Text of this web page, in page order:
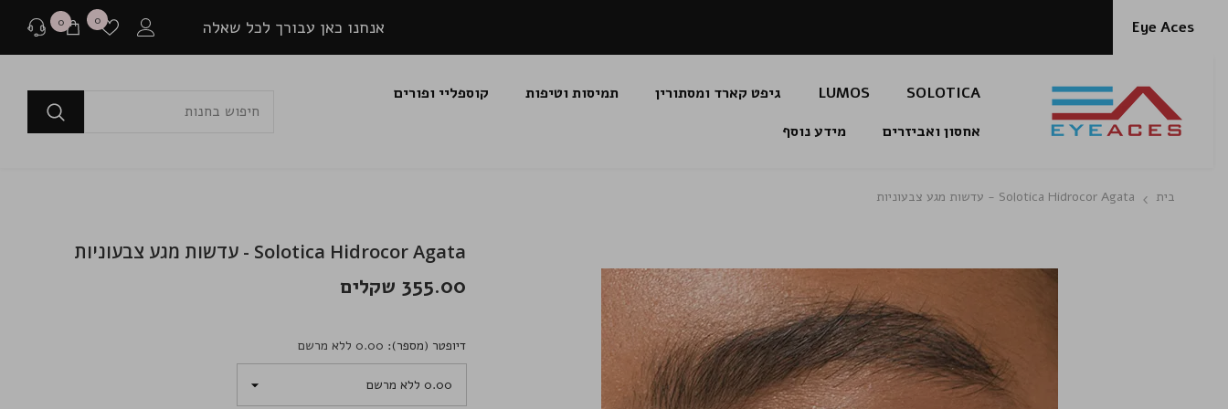
Eye Aces אנחנו כאן עבורך לכל שאלה 0 רשימת
משאלות
0
0
פריטים
בכל שאלה או התלבטות ניתן ליצור איתנו קשר במגוון
או לבקר בדף שאלות ותשובות שלנו
בין אם יש לך צורך בהתייעצות לפני רכישה או בירור
משלוח שמתעכב, ניתן ליצור איתנו קשר ישיר באמצעות
SOLOTICA
LUMOS גיפט קארד ומסתורין תמיסות וטיפות
קוספליי ופורים
אחסון ואביזרים
מידע נוסף
בית Solotica Hidrocor Agata - עדשות מגע צבעוניות
Solotica Hidrocor Agata - עדשות מגע צבעוניות
355.00 שקלים
דיופטר (מספר): 0.00 ללא מרשם